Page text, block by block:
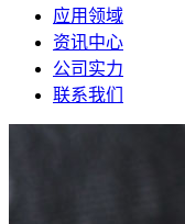
应用领域
资讯中心
公司实力
联系我们